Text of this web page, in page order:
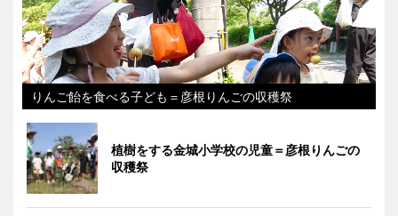
りんご飴を食べる子ども＝彦根りんごの収穫祭
植樹をする金城小学校の児童＝彦根りんごの
収穫祭